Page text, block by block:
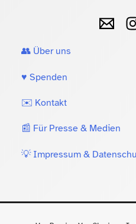
👥 Über uns
♥️ Spenden
✉️ Kontakt
📰 Für Presse & Medien
💡 Impressum &